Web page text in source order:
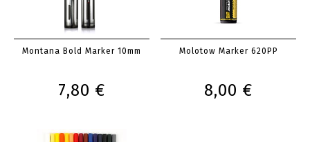
Montana Bold Marker 10mm
7,80 €
Molotow Marker 620PP
8,00 €